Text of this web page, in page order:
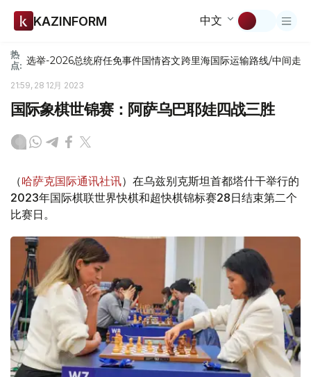
KAZINFORM 中文
热
点: 选举-2026总统府任免事件国情咨文跨里海国际运输路线/中间走廊
21:59, 28 12月 2023
国际象棋世锦赛：阿萨乌巴耶娃四战三胜
（哈萨克国际通讯社讯）在乌兹别克斯坦首都塔什干举行的
2023年国际棋联世界快棋和超快棋锦标赛28日结束第二个
比赛日。